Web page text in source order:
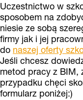
Uczestnictwo w
sposobem na
niesie ze sobą
firmy jak i jej
do naszej oferty
Jeśli chcesz
metod pracy z BIM,
przypadku chęci
formularz poniżej:)